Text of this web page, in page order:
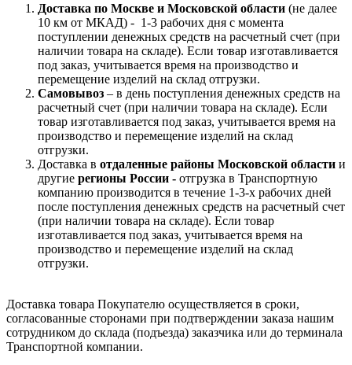
Доставка по Москве и Московской области (не далее
10 км от МКАД) - 1-3 рабочих дня с момента
поступлении денежных средств на расчетный счет (при
наличии товара на складе). Если товар изготавливается
под заказ, учитывается время на производство и
перемещение изделий на склад отгрузки.
Самовывоз – в день поступления денежных средств на
расчетный счет (при наличии товара на складе). Если
товар изготавливается под заказ, учитывается время на
производство и перемещение изделий на склад
отгрузки.
Доставка в отдаленные районы Московской области и
другие регионы России - отгрузка в Транспортную
компанию производится в течение 1-3-х рабочих дней
после поступления денежных средств на расчетный счет
(при наличии товара на складе). Если товар
изготавливается под заказ, учитывается время на
производство и перемещение изделий на склад
отгрузки.
Доставка товара Покупателю осуществляется в сроки,
согласованные сторонами при подтверждении заказа нашим
сотрудником до склада (подъезда) заказчика или до терминала
Транспортной компании.